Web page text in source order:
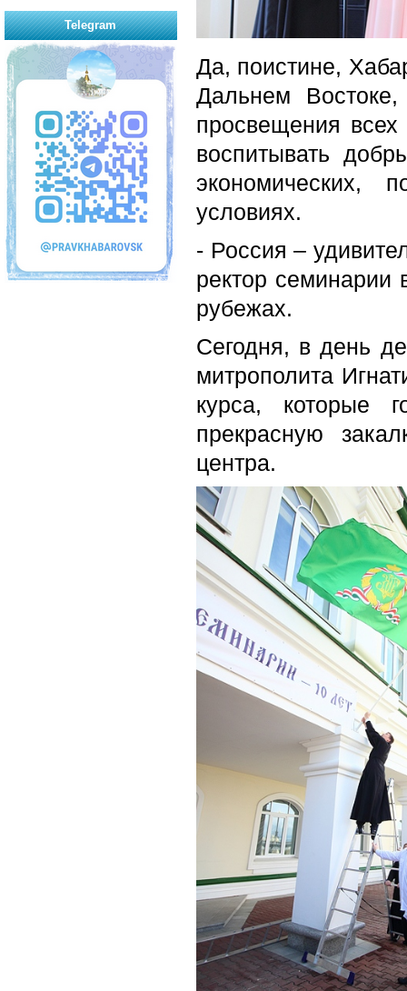
Да, поистине,
Дальнем
просвещения
воспитывать
экономических,
условиях.
- Россия –
ректор семинарии
рубежах.
Сегодня, в день
митрополита
курса, которые
прекрасную
центра.
Telegram